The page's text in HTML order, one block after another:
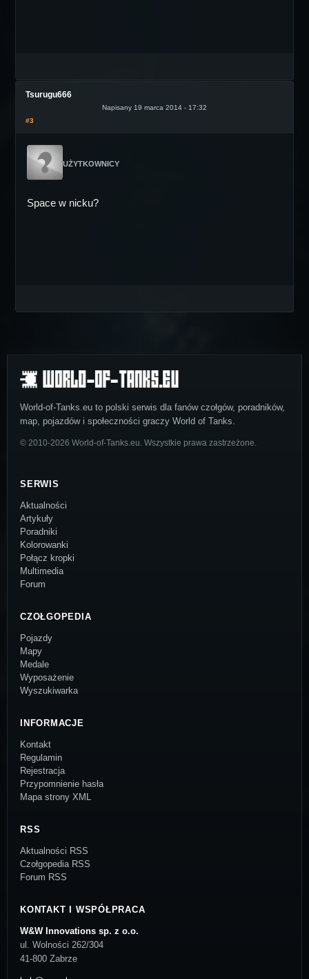
Tsurugu666
Napisany 19 marca 2014 - 17:32
#3
UŻYTKOWNICY
Space w nicku?
World-of-Tanks.eu to polski serwis dla fanów czołgów, poradników,
map, pojazdów i społeczności graczy World of Tanks.
© 2010-2026 World-of-Tanks.eu. Wszystkie prawa zastrzeżone.
SERWIS
Aktualności
Artykuły
Poradniki
Kolorowanki
Połącz kropki
Multimedia
Forum
CZOŁGOPEDIA
Pojazdy
Mapy
Medale
Wyposażenie
Wyszukiwarka
INFORMACJE
Kontakt
Regulamin
Rejestracja
Przypomnienie hasła
Mapa strony XML
RSS
Aktualności RSS
Czołgopedia RSS
Forum RSS
KONTAKT I WSPÓŁPRACA
W&W Innovations sp. z o.o.
ul. Wolności 262/304
41-800 Zabrze